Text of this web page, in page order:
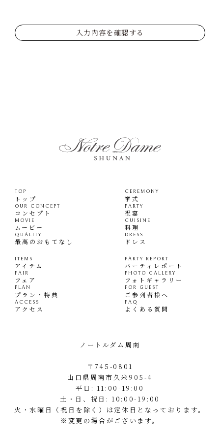
入力内容を確認する
TOP
トップ
OUR CONCEPT
コンセプト
MOVIE
ムービー
QUALITY
最高のおもてなし
CEREMONY
挙式
PARTY
祝宴
CUISINE
料理
DRESS
ドレス
ITEMS
アイテム
FAIR
フェア
PLAN
プラン・特典
ACCESS
アクセス
PARTY REPORT
パーティレポート
PHOTO GALLERY
フォトギャラリー
FOR GUEST
ご参列者様へ
FAQ
よくある質問
ノートルダム周南
〒745-0801
山口県周南市久米905-4
平日: 11:00-19:00
土・日、祝日: 10:00-19:00
火・水曜日（祝日を除く）は定休日となっております。
※変更の場合がございます。